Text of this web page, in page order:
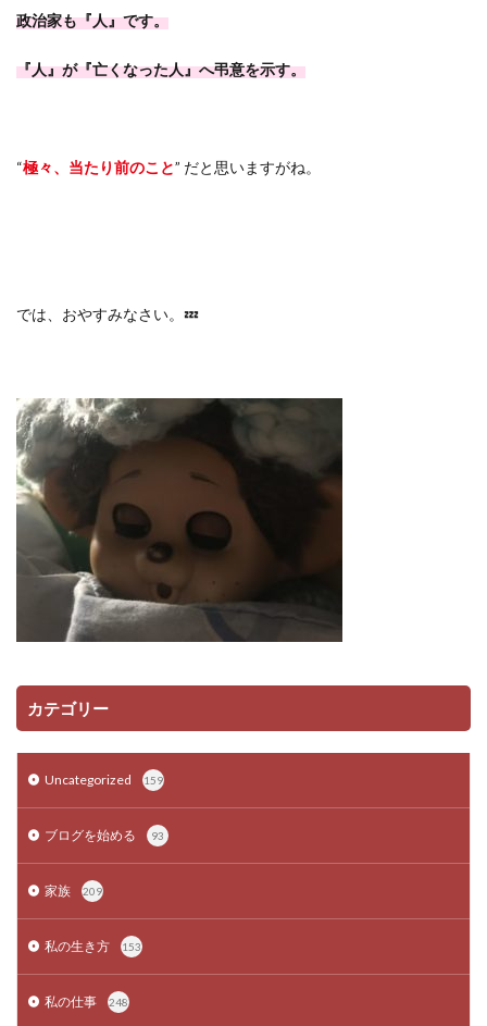
政治家も『人』です。
『人』が『亡くなった人』へ弔意を示す。
“極々、当たり前のこと” だと思いますがね。
では、おやすみなさい。 💤
カテゴリー
Uncategorized 159
ブログを始める 93
家族 209
私の生き方 153
私の仕事 248